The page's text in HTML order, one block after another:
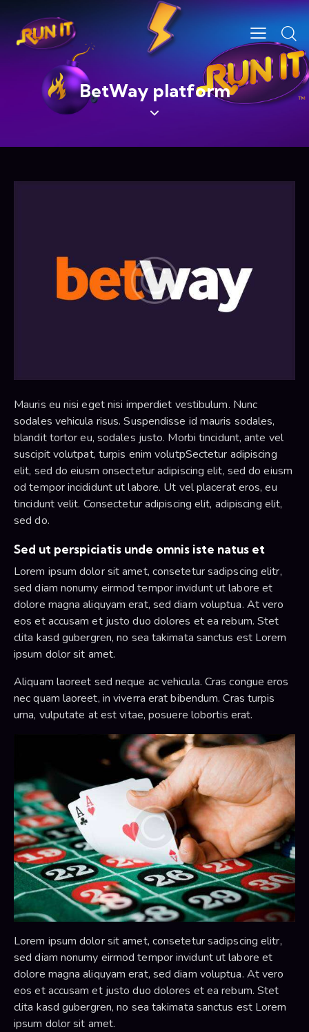
BetWay platform
Mauris eu nisi eget nisi imperdiet vestibulum. Nunc
sodales vehicula risus. Suspendisse id mauris sodales,
blandit tortor eu, sodales justo. Morbi tincidunt, ante vel
suscipit volutpat, turpis enim volutpSectetur adipiscing
elit, sed do eiusm onsectetur adipiscing elit, sed do eiusm
od tempor incididunt ut labore. Ut vel placerat eros, eu
tincidunt velit. Consectetur adipiscing elit, adipiscing elit,
sed do.
Sed ut perspiciatis unde omnis iste natus et
Lorem ipsum dolor sit amet, consetetur sadipscing elitr,
sed diam nonumy eirmod tempor invidunt ut labore et
dolore magna aliquyam erat, sed diam voluptua. At vero
eos et accusam et justo duo dolores et ea rebum. Stet
clita kasd gubergren, no sea takimata sanctus est Lorem
ipsum dolor sit amet.
Aliquam laoreet sed neque ac vehicula. Cras congue eros
nec quam laoreet, in viverra erat bibendum. Cras turpis
urna, vulputate at est vitae, posuere lobortis erat.
Lorem ipsum dolor sit amet, consetetur sadipscing elitr,
sed diam nonumy eirmod tempor invidunt ut labore et
dolore magna aliquyam erat, sed diam voluptua. At vero
eos et accusam et justo duo dolores et ea rebum. Stet
clita kasd gubergren, no sea takimata sanctus est Lorem
ipsum dolor sit amet.